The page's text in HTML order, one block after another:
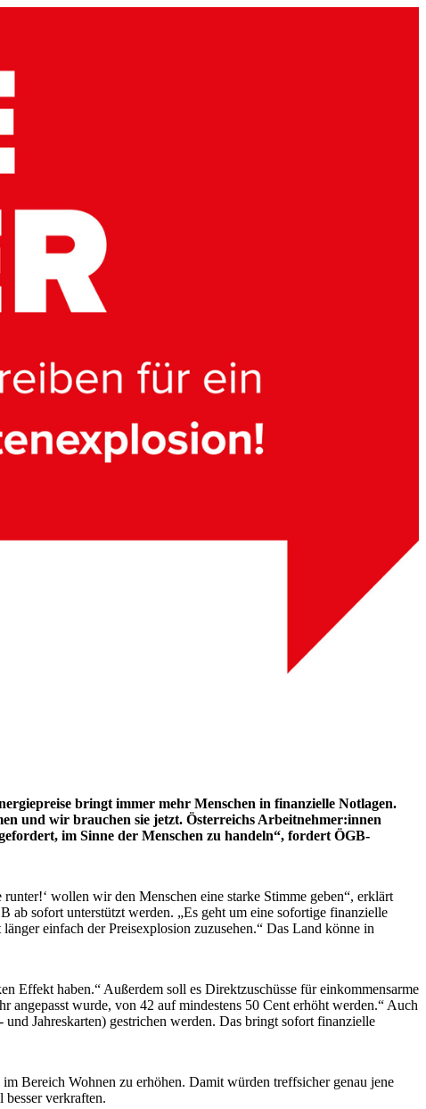
bringt immer mehr Menschen in finanzielle Notlagen.
und wir brauchen sie jetzt. Österreichs Arbeitnehmer:innen
im Sinne der Menschen zu handeln“, fordert ÖGB-
wollen wir den Menschen eine starke Stimme geben“, erklärt
ab sofort unterstützt werden. „Es geht um eine sofortige finanzielle
einfach der Preisexplosion zuzusehen.“ Das Land könne in
Effekt haben.“ Außerdem soll es Direktzuschüsse für einkommensarme
angepasst wurde, von 42 auf mindestens 50 Cent erhöht werden.“ Auch
Jahreskarten) gestrichen werden. Das bringt sofort finanzielle
Bereich Wohnen zu erhöhen. Damit würden treffsicher genau jene
besser verkraften.